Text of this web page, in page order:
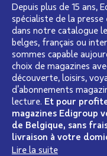
Depuis plus de 15 ans,
spécialiste de la presse
dans notre catalogue
belges, français ou
sommes capable
choix de magazines
découverte, loisirs,
d’abonnements
lecture. Et pour
magazines Edigroup
de Belgique, sans
livraison à votre
Lire la suite